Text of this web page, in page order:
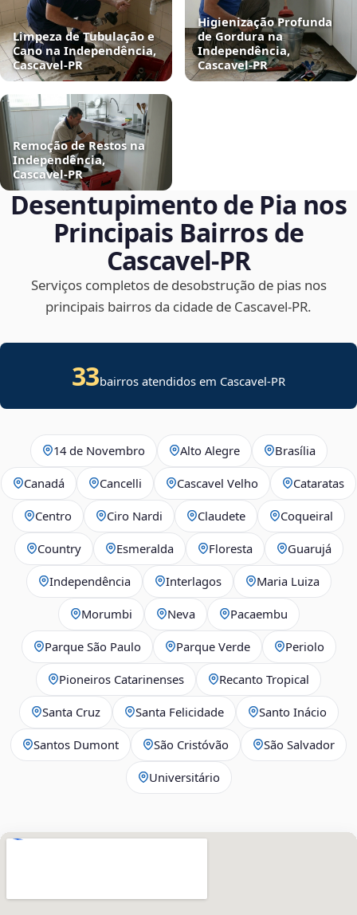
Limpeza de Tubulação e
Cano na Independência,
Cascavel‑PR
Higienização Profunda
de Gordura na
Independência,
Cascavel‑PR
Remoção de Restos na
Independência,
Cascavel‑PR
Desentupimento de Pia nos
Principais Bairros de
Cascavel‑PR
Serviços completos de desobstrução de pias nos
principais bairros da cidade de Cascavel‑PR.
33bairros atendidos em Cascavel-PR
14 de Novembro Alto Alegre Brasília
Canadá Cancelli Cascavel Velho Cataratas
Centro Ciro Nardi Claudete Coqueiral
Country Esmeralda Floresta Guarujá
Independência Interlagos Maria Luiza
Morumbi Neva Pacaembu
Parque São Paulo Parque Verde Periolo
Pioneiros Catarinenses Recanto Tropical
Santa Cruz Santa Felicidade Santo Inácio
Santos Dumont São Cristóvão São Salvador
Universitário